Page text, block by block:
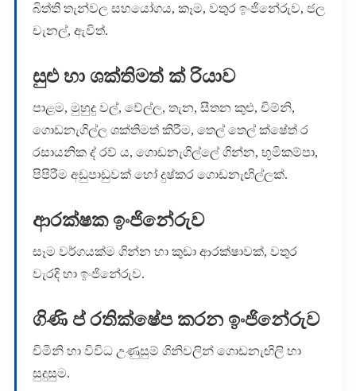
බිත්ති තැන්වල සහයෝගය, කෑම, වතුර ඉංජිනේරුව, ජල
චැනල්, ඇවිත්.
සුළු හා ශක්තිමත් ක් රියාව
පාළම, මුහුදු වල්, වේල්ල, තැන, සීතන කුළු, චිම්නි,
ගොඩනැගිල්ල ශක්තිමත් කිරීම, තෙල් තෙල් ක්ෂේත් ර
රසායනික ද් රව් ය, ගොඩනැගිල්ලේ ගින්න, භූමිකම්පා,
පිපිරීම අඩුපාඩුවක් හෝ දුෂ්කර ගොඩනැඟිල්ලක්.
ආරක්ෂක ඉංජිනේරුව
සෑම වර්ගයක්ම ගින්න හා කුඩා ආරක්ෂාවක්, වතුර
වැරදි හා ඉංජිනේරුව.
ගිණි ප් රතික්ෂේප කරන ඉංජිනේරුව
චිමිනි හා විවිධ උණුසුම් ගිනිවලින් ගොඩනැඟිලි හා
සුදුසුම.